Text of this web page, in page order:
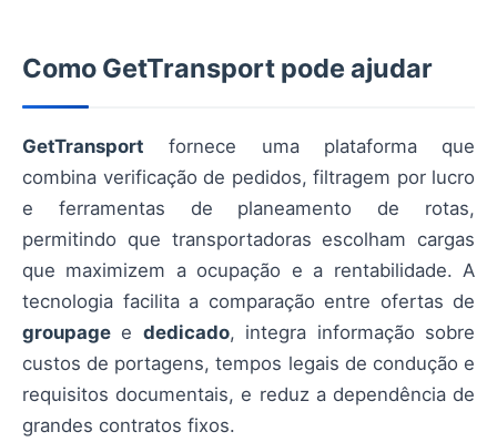
Como GetTransport pode ajudar
GetTransport fornece uma plataforma que
combina verificação de pedidos, filtragem por lucro
e ferramentas de planeamento de rotas,
permitindo que transportadoras escolham cargas
que maximizem a ocupação e a rentabilidade. A
tecnologia facilita a comparação entre ofertas de
groupage e dedicado, integra informação sobre
custos de portagens, tempos legais de condução e
requisitos documentais, e reduz a dependência de
grandes contratos fixos.